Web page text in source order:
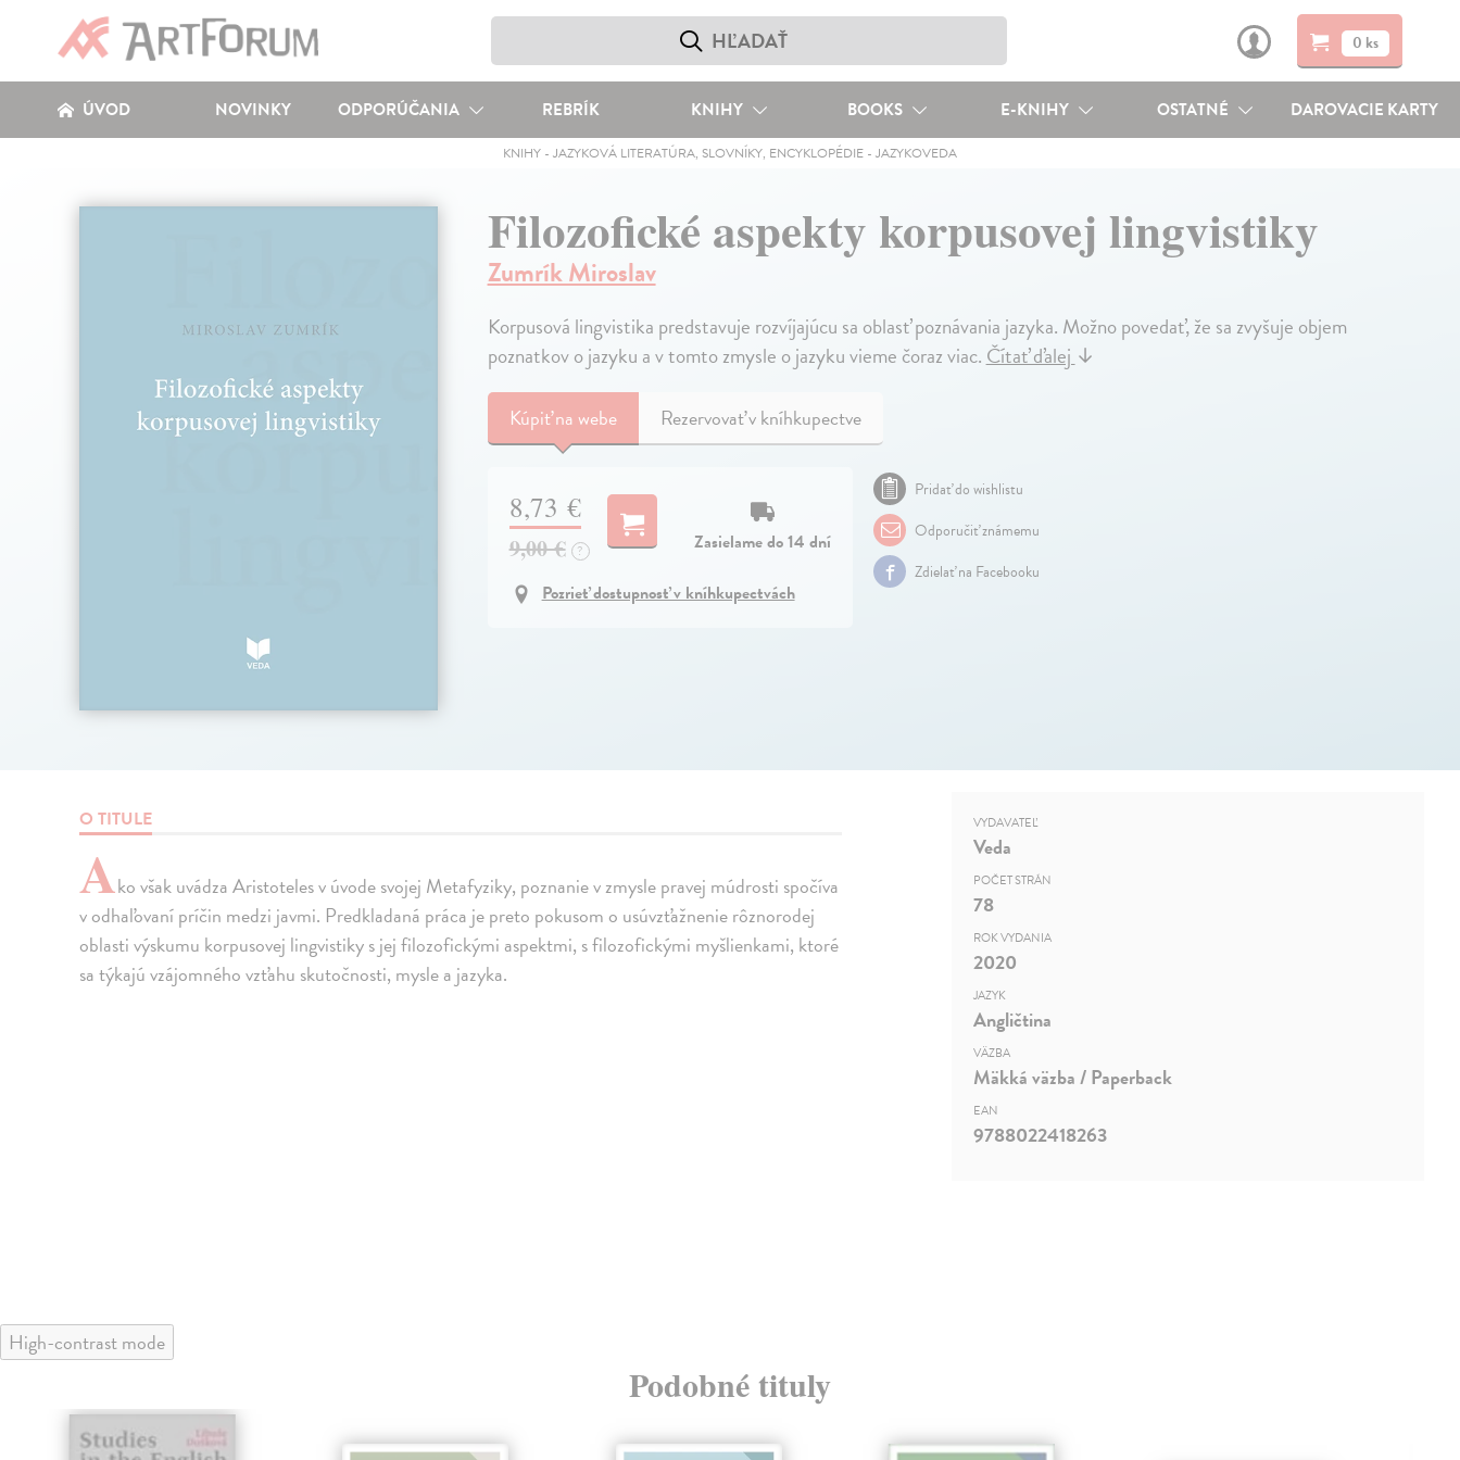
0 ks
ÚVOD NOVINKY ODPORÚČANIA REBRÍK KNIHY BOOKS E-KNIHY OSTATNÉ DAROVACIE KARTY
KNIHY- JAZYKOVÁ LITERATÚRA, SLOVNÍKY, ENCYKLOPÉDIE- JAZYKOVEDA
Filozofické aspekty korpusovej lingvistiky
Zumrík Miroslav
Korpusová lingvistika predstavuje rozvíjajúcu sa oblasť poznávania jazyka. Možno povedať, že sa zvyšuje objem
poznatkov o jazyku a v tomto zmysle o jazyku vieme čoraz viac.Čítať ďalej↓
Kúpiťna webe Rezervovať v kníhkupectve
8,73 €
9,00 € ?
Zasielame do 14 dní
Pozrieť dostupnosť v kníhkupectvách
Pridať do wishlistu
Odporučiť známemu
Zdielať na Facebooku
O TITULE
Ako však uvádza Aristoteles v úvode svojej Metafyziky, poznanie v zmysle pravej múdrosti spočíva
v odhaľovaní príčin medzi javmi. Predkladaná práca je preto pokusom o usúvzťažnenie rôznorodej
oblasti výskumu korpusovej lingvistiky s jej filozofickými aspektmi, s filozofickými myšlienkami, ktoré
sa týkajú vzájomného vzťahu skutočnosti, mysle a jazyka.
VYDAVATEĽ
Veda
POČET STRÁN
78
ROK VYDANIA
2020
JAZYK
Angličtina
VÄZBA
Mäkká väzba / Paperback
EAN
9788022418263
High-contrast mode
Podobné tituly